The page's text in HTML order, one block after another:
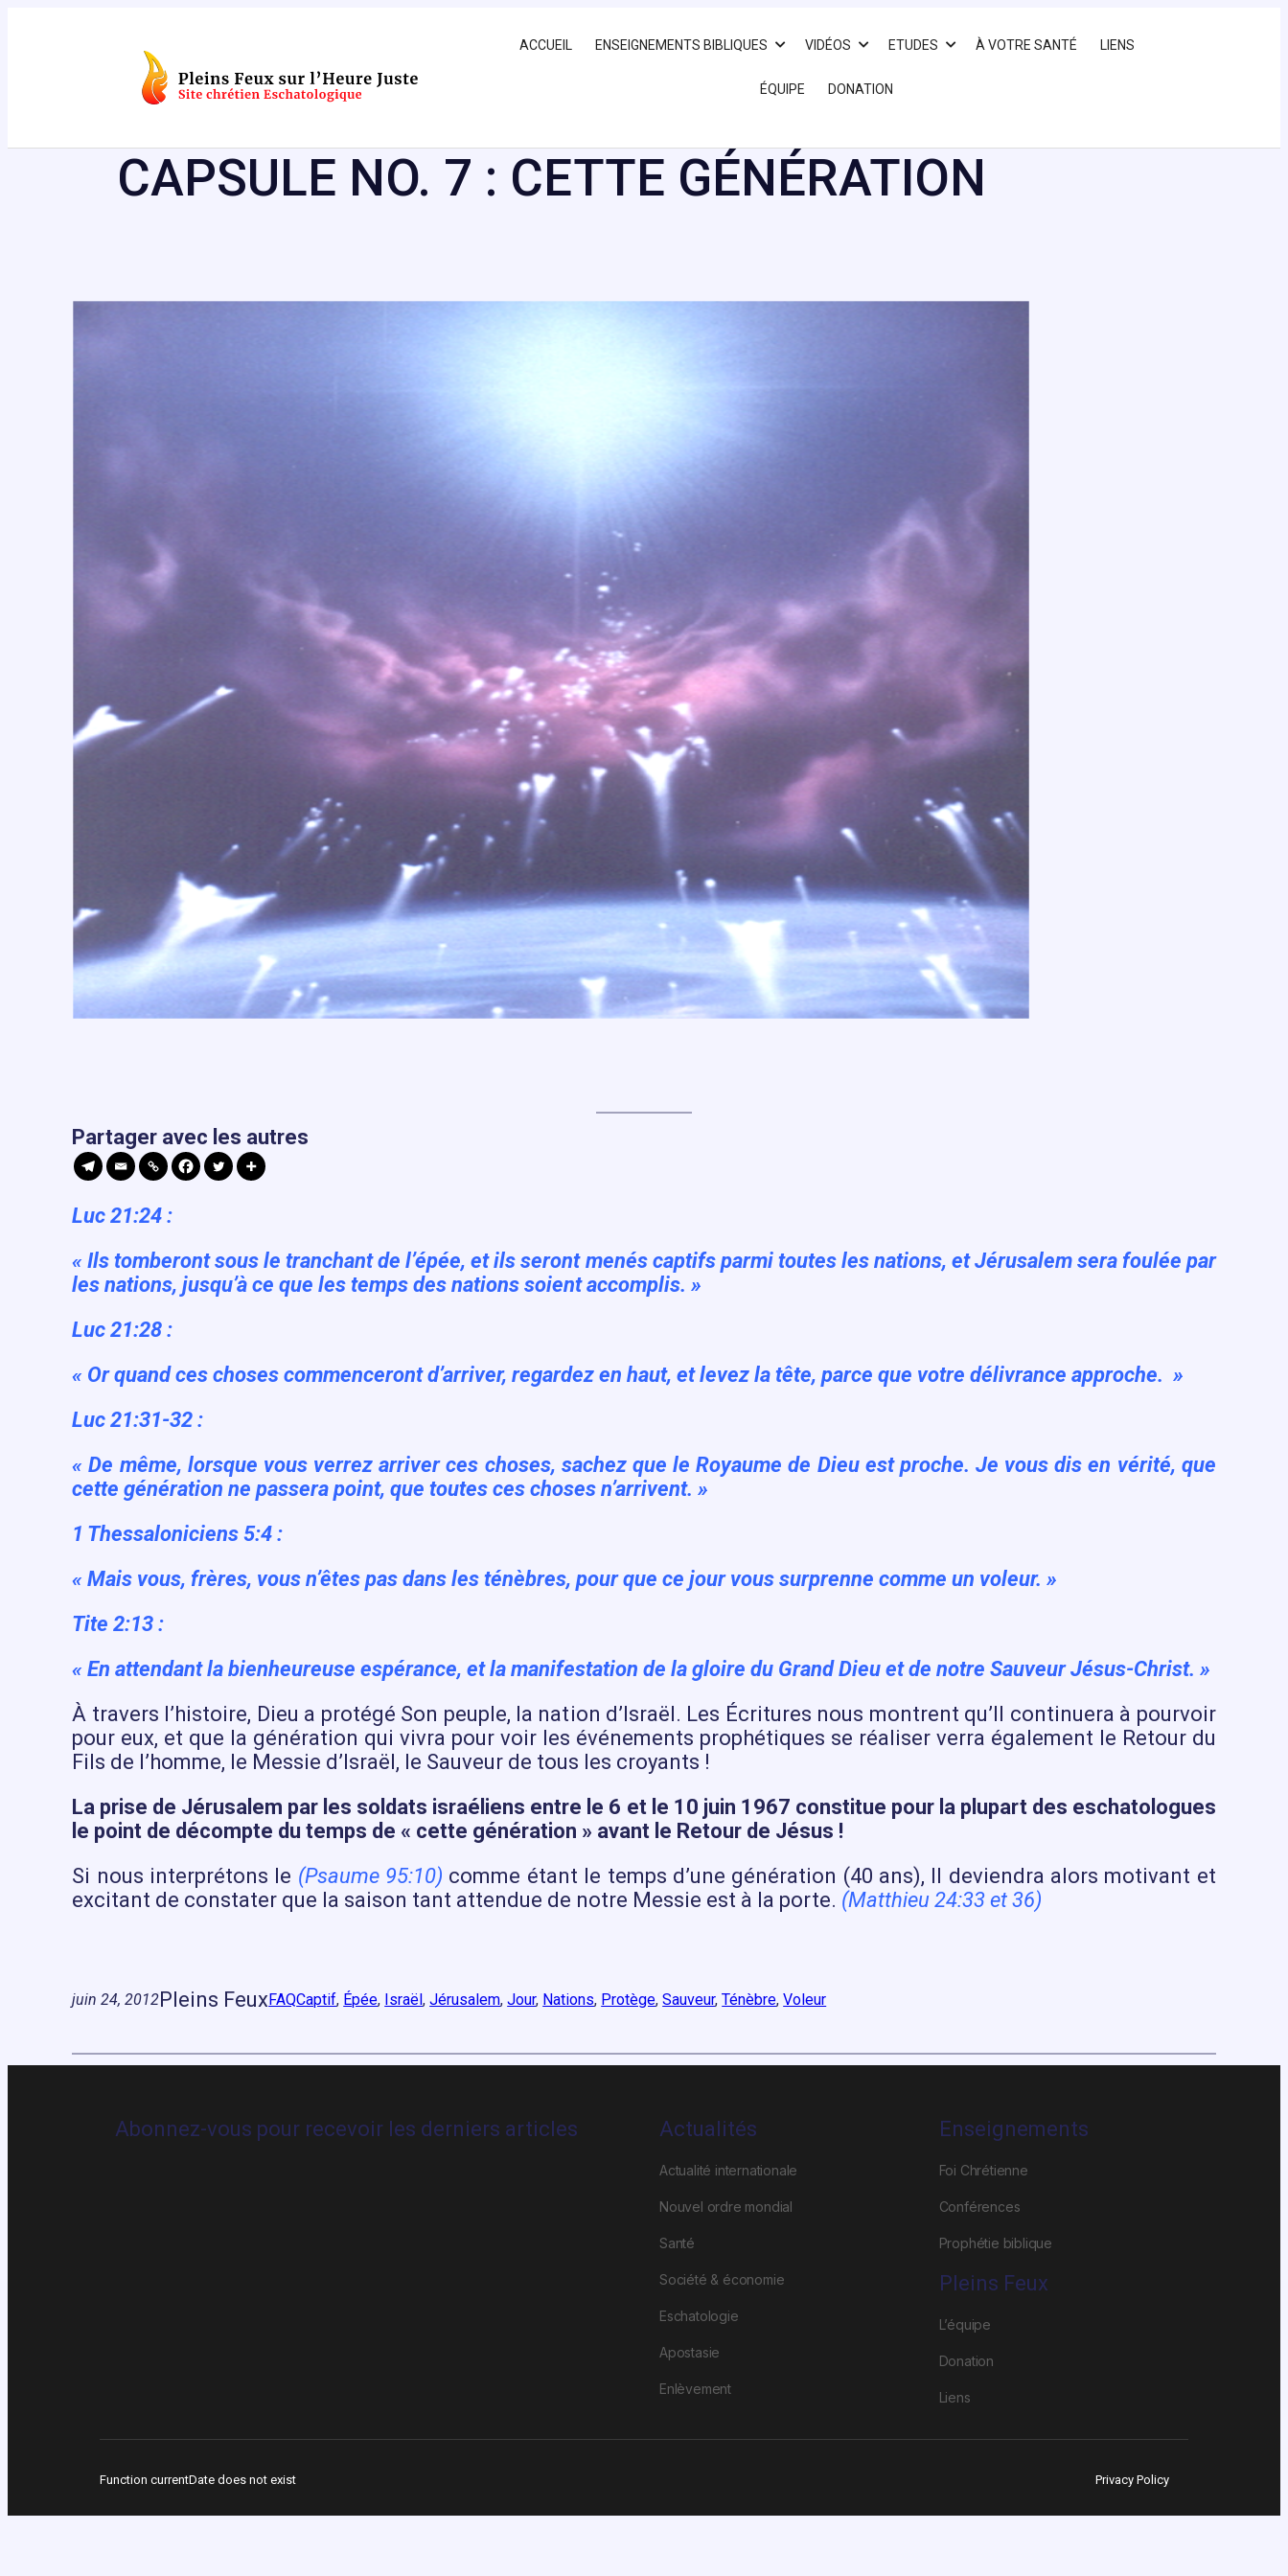
ACCUEIL ENSEIGNEMENTS BIBLIQUES VIDÉOS ETUDES À VOTRE SANTÉ LIENS
ÉQUIPE DONATION
CAPSULE NO. 7 : CETTE GÉNÉRATION
Partager avec les autres
Luc 21:24 :
«Ils tomberont sous le tranchant de l’épée, et ils seront menés captifs parmi toutes les nations, et Jérusalem sera foulée par
les nations, jusqu’à ce que les temps des nations soient accomplis. »
Luc 21:28 :
« Or quand ces choses commenceront d’arriver, regardez en haut, et levez la tête, parce que votre délivrance approche. »
Luc 21:31-32 :
«De même, lorsque vous verrez arriver ces choses, sachez que le Royaume de Dieu est proche. Je vous dis en vérité, que
cette génération ne passera point, que toutes ces choses n’arrivent. »
1 Thessaloniciens 5:4 :
«Mais vous, frères, vous n’êtes pas dans les ténèbres, pour que ce jour vous surprenne comme un voleur. »
Tite 2:13 :
«En attendant la bienheureuse espérance, et la manifestation de la gloire du Grand Dieu et de notre Sauveur Jésus-Christ. »
À travers l’histoire, Dieu a protégé Son peuple, la nation d’Israël. Les Écritures nous montrent qu’Il continuera à pourvoir
pour eux, et que la génération qui vivra pour voir les événements prophétiques se réaliser verra également le Retour du
Fils de l’homme, le Messie d’Israël, le Sauveur de tous les croyants !
La prise de Jérusalem par les soldats israéliens entre le 6 et le 10 juin 1967 constitue pour la plupart des eschatologues
le point de décompte du temps de « cette génération » avant le Retour de Jésus !
Si nous interprétons le (Psaume 95:10) comme étant le temps d’une génération (40 ans), Il deviendra alors motivant et
excitant de constater que la saison tant attendue de notre Messie est à la porte. (Matthieu 24:33 et 36)
juin 24, 2012Pleins FeuxFAQCaptif, Épée, Israël, Jérusalem, Jour, Nations, Protège, Sauveur, Ténèbre, Voleur
Abonnez-vous pour recevoir les derniers articles Actualités
Actualité internationale
Nouvel ordre mondial
Santé
Société & économie
Eschatologie
Apostasie
Enlèvement
Enseignements
Foi Chrétienne
Conférences
Prophétie biblique
Pleins Feux
L’équipe
Donation
Liens
Function currentDate does not exist Privacy Policy